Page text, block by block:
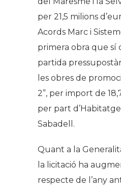
per 21,5 milions
Acords Marc i
primera obra que sí
partida
les obres de
2”, per import de
per part
Sabadell.
Quant a la
la licitació ha
respecte de l’any